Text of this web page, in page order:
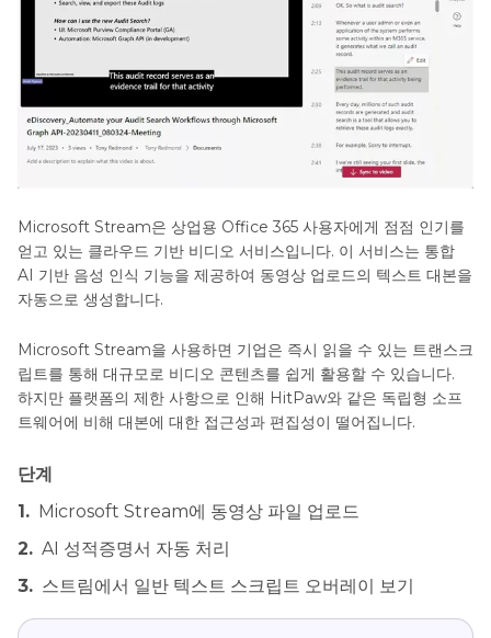
Microsoft Stream은 상업용 Office 365 사용자에게 점점 인기를
얻고 있는 클라우드 기반 비디오 서비스입니다. 이 서비스는 통합
AI 기반 음성 인식 기능을 제공하여 동영상 업로드의 텍스트 대본을
자동으로 생성합니다.
Microsoft Stream을 사용하면 기업은 즉시 읽을 수 있는 트랜스크
립트를 통해 대규모로 비디오 콘텐츠를 쉽게 활용할 수 있습니다.
하지만 플랫폼의 제한 사항으로 인해 HitPaw와 같은 독립형 소프
트웨어에 비해 대본에 대한 접근성과 편집성이 떨어집니다.
단계
1. Microsoft Stream에 동영상 파일 업로드
2. AI 성적증명서 자동 처리
3. 스트림에서 일반 텍스트 스크립트 오버레이 보기